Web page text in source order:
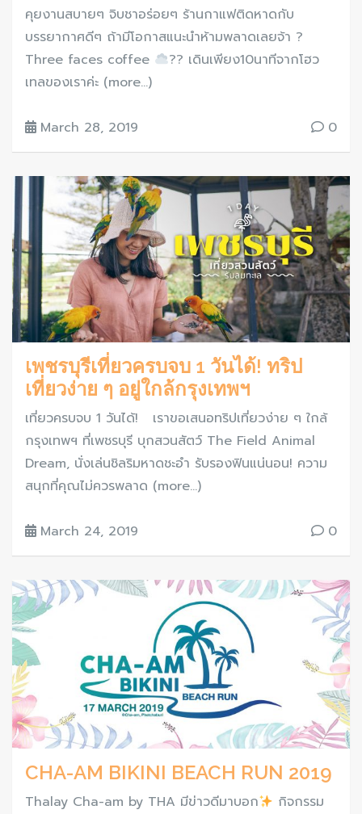
คุยงานสบายๆ จิบชาอร่อยๆ ร้านกาแฟติดหาดกับ
บรรยากาศดีๆ ถ้ามีโอกาสแนะนำห้ามพลาดเลยจ้า ?
Three faces coffee
?? เดินเพียง10นาทีจากโฮว
เทลของเราค่ะ (more…)
March 28, 2019 0
เพชรบุรีเที่ยวครบจบ 1 วันได้! ทริป
เที่ยวง่าย ๆ อยู่ใกล้กรุงเทพฯ
เที่ยวครบจบ 1 วันได้! เราขอเสนอทริปเที่ยวง่าย ๆ ใกล้
กรุงเทพฯ ที่เพชรบุรี บุกสวนสัตว์ The Field Animal
Dream, นั่งเล่นชิลริมหาดชะอำ รับรองฟินแน่นอน! ความ
สนุกที่คุณไม่ควรพลาด (more…)
March 24, 2019 0
CHA-AM BIKINI BEACH RUN 2019
Thalay Cha-am by THA มีข่าวดีมาบอก
กิจกรรม